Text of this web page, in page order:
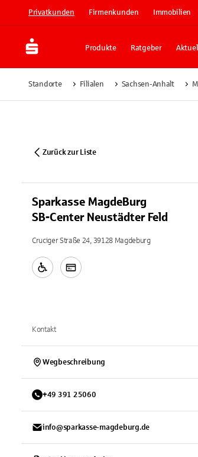
Privatkunden Firmenkunden Immobilien
Produkte Ratgeber
Standorte Filialen Sachsen-Anhalt
Zurück zur Liste
Sparkasse MagdeBurg
SB-Center Neustädter Feld
Cruciger Straße 24, 39128 Magdeburg
Kontakt
Wegbeschreibung
+49 391 25060
info@sparkasse-magdeburg.de